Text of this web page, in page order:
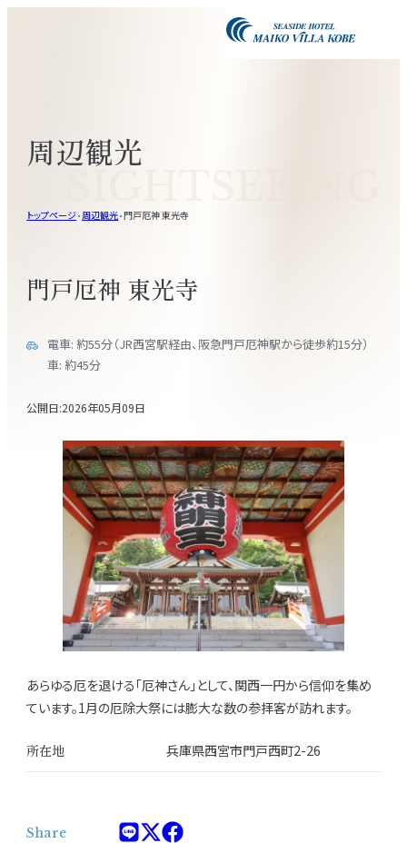
周辺観光
トップページ 周辺観光 門戸厄神 東光寺
門戸厄神 東光寺
電車: 約55分（JR西宮駅経由、阪急門戸厄神駅から徒歩約15分）
車: 約45分
公開日:2026年05月09日
あらゆる厄を退ける「厄神さん」として、関西一円から信仰を集め
ています。1月の厄除大祭には膨大な数の参拝客が訪れます。
所在地 兵庫県西宮市門戸西町2-26
Share